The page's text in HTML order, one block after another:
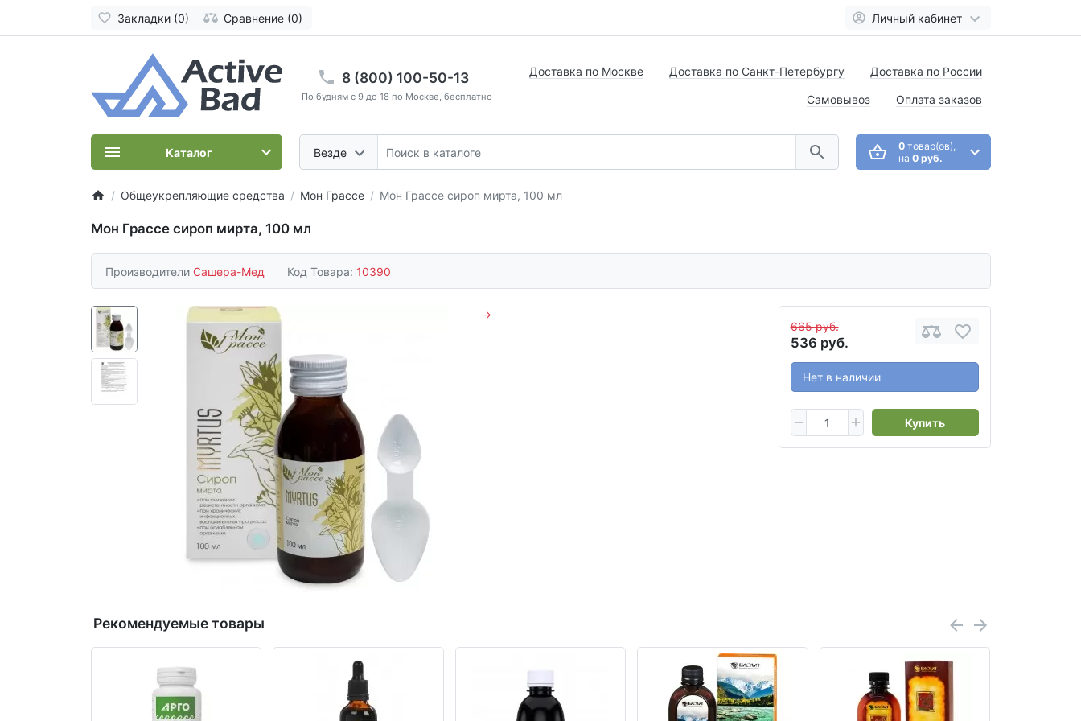
Закладки (0) Сравнение (0) Личный кабинет
8 (800) 100-50-13
По будням с 9 до 18 по Москве, бесплатно
Везде
Доставка по Москве Доставка по Санкт-Петербургу Доставка по России
Самовывоз Оплата заказов
0товар(ов),
на 0 руб.
Каталог
Общеукрепляющие средства Мон Грассе Мон Грассе сироп мирта, 100 мл
Мон Грассе сироп мирта, 100 мл
Производители Сашера-Мед Код Товара: 10390
665 руб.
536 руб.
Нет в наличии
Купить
→
Рекомендуемые товары